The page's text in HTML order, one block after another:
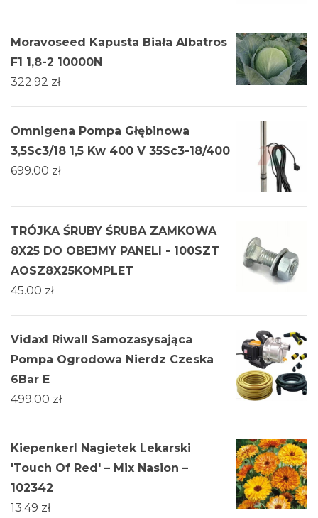
Moravoseed Kapusta Biała Albatros
F1 1,8-2 10000N
322.92 zł
Omnigena Pompa Głębinowa
3,5Sc3/18 1,5 Kw 400 V 35Sc3-18/400
699.00 zł
TRÓJKA ŚRUBY ŚRUBA ZAMKOWA
8X25 DO OBEJMY PANELI - 100SZT
AOSZ8X25KOMPLET
45.00 zł
Vidaxl Riwall Samozasysająca
Pompa Ogrodowa Nierdz Czeska
6Bar E
499.00 zł
Kiepenkerl Nagietek Lekarski
'Touch Of Red' – Mix Nasion –
102342
13.49 zł